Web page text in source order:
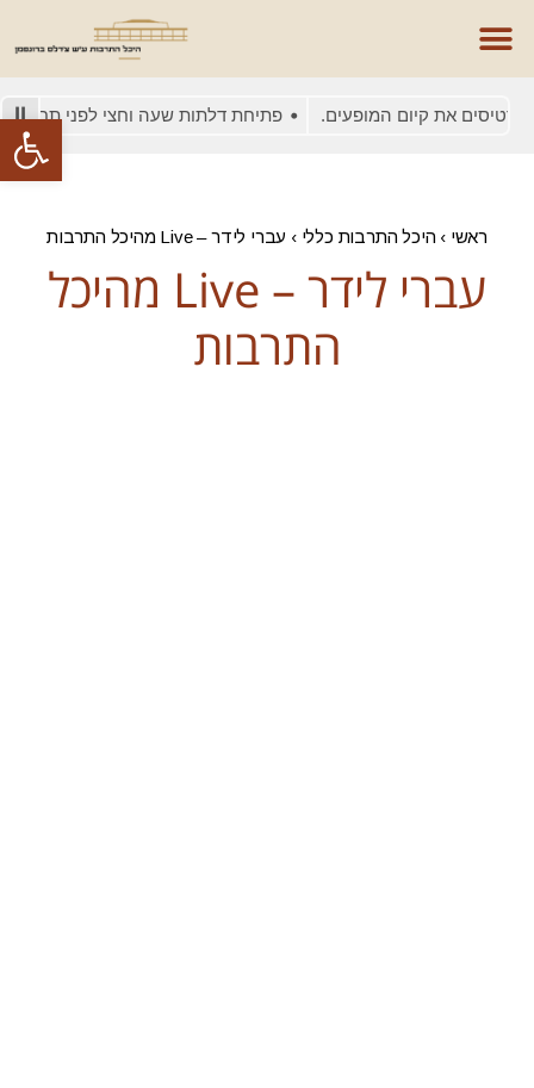
פתח את קיום המופעים. פתיחת דלתות שעה וחצי לפני תחילת
ראשי › היכל התרבות כללי › עברי לידר – Live מהיכל התרבות
עברי לידר – Live מהיכל
התרבות